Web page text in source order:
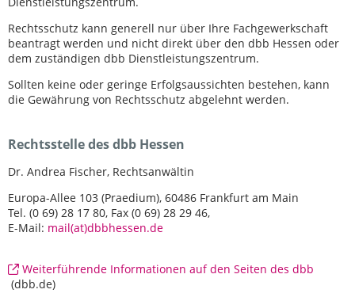
Rechtsschutz kann generell nur über Ihre Fachgewerkschaft
beantragt werden und nicht direkt über den dbb Hessen oder
dem zuständigen dbb Dienstleistungszentrum.
Sollten keine oder geringe Erfolgsaussichten bestehen, kann
die Gewährung von Rechtsschutz abgelehnt werden.
Rechtsstelle des dbb Hessen
Dr. Andrea Fischer, Rechtsanwältin
Europa-Allee 103 (Praedium), 60486 Frankfurt am Main
Tel. (0 69) 28 17 80, Fax (0 69) 28 29 46,
E-Mail: mail(at)dbbhessen.de
Weiterführende Informationen auf den Seiten des dbb
(dbb.de)